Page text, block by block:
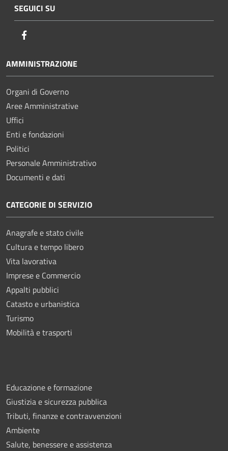
SEGUICI SU
AMMINISTRAZIONE
Organi di Governo
Aree Amministrative
Uffici
Enti e fondazioni
Politici
Personale Amministrativo
Documenti e dati
CATEGORIE DI SERVIZIO
Anagrafe e stato civile
Cultura e tempo libero
Vita lavorativa
Imprese e Commercio
Appalti pubblici
Catasto e urbanistica
Turismo
Mobilità e trasporti
Educazione e formazione
Giustizia e sicurezza pubblica
Tributi, finanze e contravvenzioni
Ambiente
Salute, benessere e assistenza